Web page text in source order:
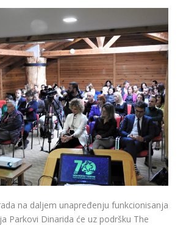
na daljem unapređenju funkcionisanja
Parkovi Dinarida će uz podršku The